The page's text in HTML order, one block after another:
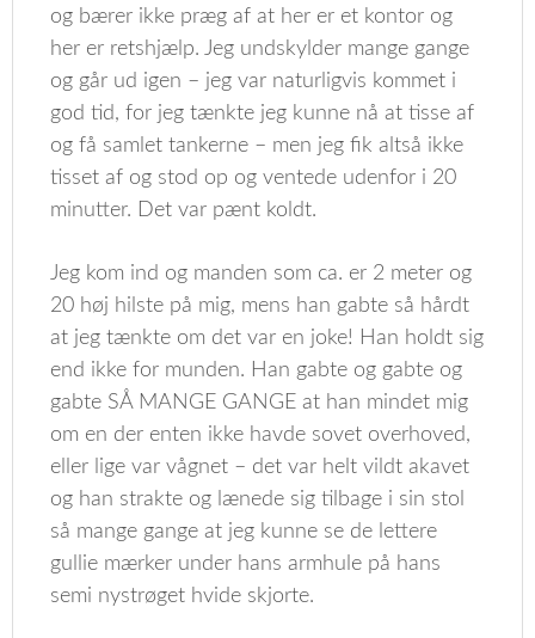
og bærer ikke præg af at her er et kontor og
her er retshjælp. Jeg undskylder mange gange
og går ud igen – jeg var naturligvis kommet i
god tid, for jeg tænkte jeg kunne nå at tisse af
og få samlet tankerne – men jeg fik altså ikke
tisset af og stod op og ventede udenfor i 20
minutter. Det var pænt koldt.
Jeg kom ind og manden som ca. er 2 meter og
20 høj hilste på mig, mens han gabte så hårdt
at jeg tænkte om det var en joke! Han holdt sig
end ikke for munden. Han gabte og gabte og
gabte SÅ MANGE GANGE at han mindet mig
om en der enten ikke havde sovet overhoved,
eller lige var vågnet – det var helt vildt akavet
og han strakte og lænede sig tilbage i sin stol
så mange gange at jeg kunne se de lettere
gullie mærker under hans armhule på hans
semi nystrøget hvide skjorte.